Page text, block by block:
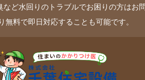
など水回りのトラブルでお困りの方はお
無料で即日対応することも可能です。